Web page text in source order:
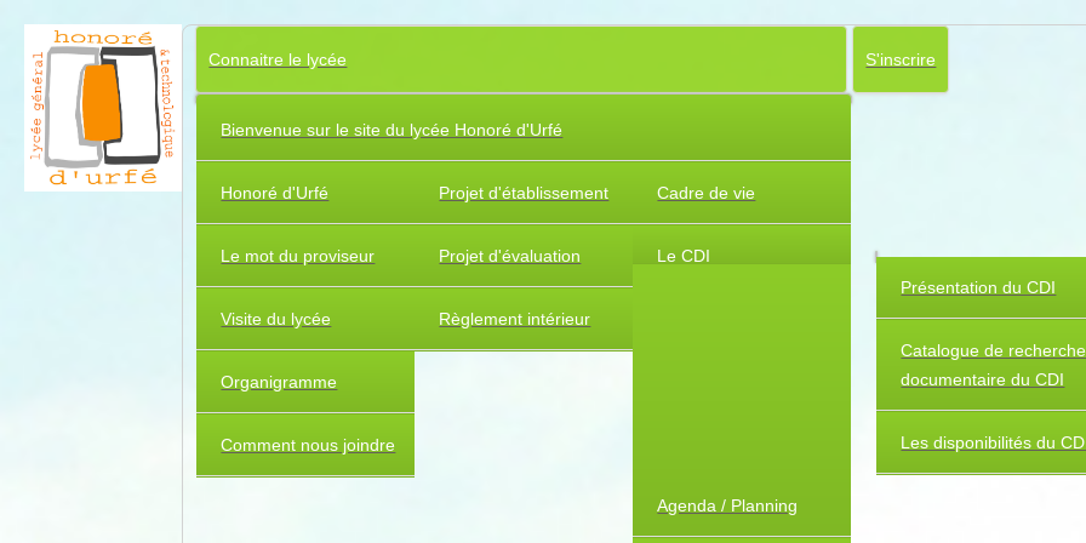
Connaitre le lycée
Bienvenue sur le site du lycée Honoré d'Urfé
Honoré d'Urfé
Le mot du proviseur
Visite du lycée
Organigramme
Comment nous joindre
Projet d'établissement
Projet d'évaluation
Règlement intérieur
Cadre de vie
Le CDI
Présentation du CDI
Catalogue de recherche
documentaire du CDI
Les disponibilités du
Agenda / Planning
S'inscrire